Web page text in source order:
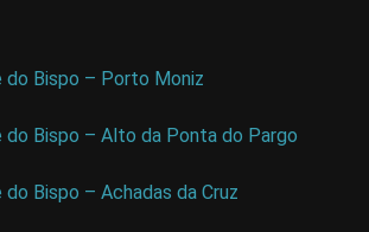
do Bispo – Porto Moniz
do Bispo – Alto da Ponta do Pargo
do Bispo – Achadas da Cruz